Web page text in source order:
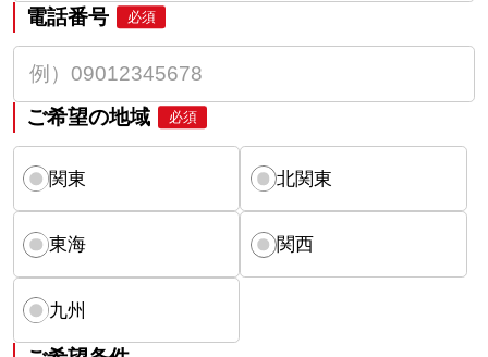
電話番号 必須
ご希望の地域 必須
関東 北関東
東海 関西
九州